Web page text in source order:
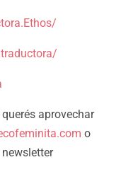
aprovechar
o